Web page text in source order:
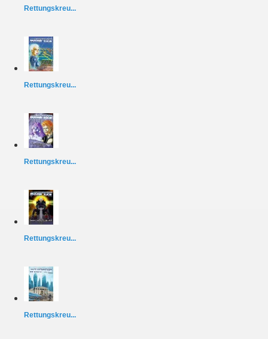
Rettungskreu...
Rettungskreu...
Rettungskreu...
Rettungskreu...
Rettungskreu...